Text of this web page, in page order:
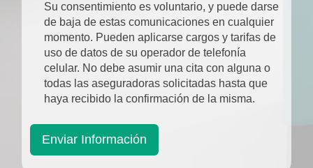
Su consentimiento es voluntario, y puede darse
de baja de estas comunicaciones en cualquier
momento. Pueden aplicarse cargos y tarifas de
uso de datos de su operador de telefonía
celular. No debe asumir una cita con alguna o
todas las aseguradoras solicitadas hasta que
haya recibido la confirmación de la misma.
Enviar Información